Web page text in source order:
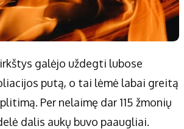
galėjo uždegti lubose
putą, o tai lėmė labai greitą
Per nelaimę dar 115 žmonių
dalis aukų buvo paaugliai.